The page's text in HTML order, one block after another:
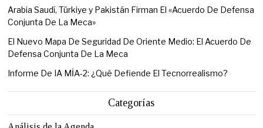
Arabia Saudí, Türkiye y Pakistán Firman El «Acuerdo De Defensa
Conjunta De La Meca»
El Nuevo Mapa De Seguridad De Oriente Medio: El Acuerdo De
Defensa Conjunta De La Meca
Informe De IA MİA-2: ¿Qué Defiende El Tecnorrealismo?
Categorías